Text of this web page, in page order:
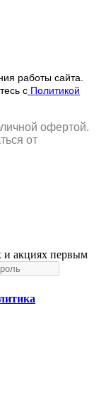
работы сайта.
с Политикой
офертой.
от
и акциях первым